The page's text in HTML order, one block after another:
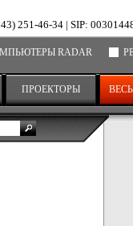
251-46-34 | SIP:
RADAR
ПРОЕКТОРЫ